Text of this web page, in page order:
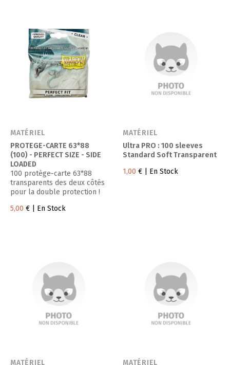
MATÉRIEL
PROTEGE-CARTE 63*88
(100) - PERFECT SIZE - SIDE
LOADED
100 protège-carte 63*88
transparents des deux côtés
pour la double protection !
5,00 € | En Stock
MATÉRIEL
Ultra PRO : 100 sleeves
Standard Soft Transparent
1,00 € | En Stock
MATÉRIEL MATÉRIEL